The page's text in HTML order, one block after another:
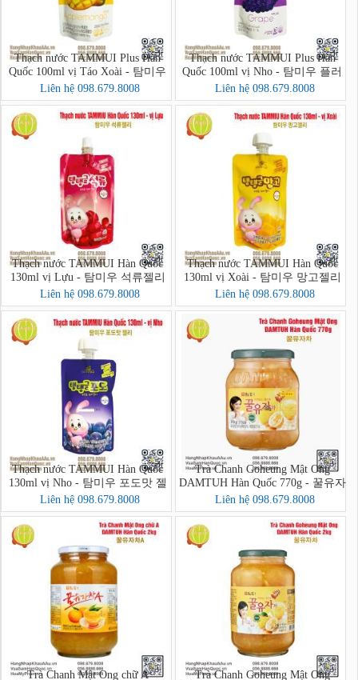
Thạch nước TAMMUI Plus Hàn
Quốc 100ml vị Táo Xoài - 탐미우
플러스 젤리 애플망고
Liên hệ 098.679.8008
Thạch nước TAMMUI Plus Hàn
Quốc 100ml vị Nho - 탐미우 플러
스 포도즙
Liên hệ 098.679.8008
Thạch nước TAMMUI Hàn Quốc
130ml vị Lựu - 탐미우 석류젤리
Liên hệ 098.679.8008
Thạch nước TAMMUI Hàn Quốc
130ml vị Xoài - 탐미우 망고젤리
Liên hệ 098.679.8008
Thạch nước TAMMUI Hàn Quốc
130ml vị Nho - 탐미우 포도맛 젤
리
Liên hệ 098.679.8008
Trà Chanh Goheung Mật Ong
DAMTUH Hàn Quốc 770g - 꿀유자
차
Liên hệ 098.679.8008
Trà Chanh Mật Ong chữ A
Trà Chanh Goheung Mật Ong